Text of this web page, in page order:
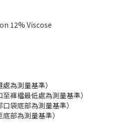
12% Viscose
為測量基準）
褲檔最低處為測量基準）
袋底部為測量基準）
部為測量基準）